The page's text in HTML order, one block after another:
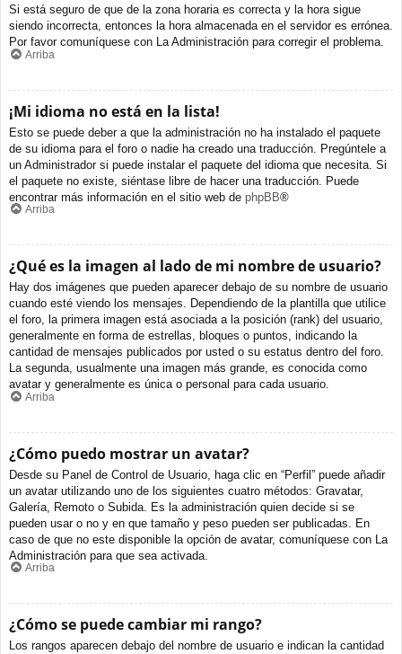
Si está seguro de que de la zona horaria es correcta y la hora sigue
siendo incorrecta, entonces la hora almacenada en el servidor es errónea.
Por favor comuníquese con La Administración para corregir el problema.
Arriba
¡Mi idioma no está en la lista!
Esto se puede deber a que la administración no ha instalado el paquete
de su idioma para el foro o nadie ha creado una traducción. Pregúntele a
un Administrador si puede instalar el paquete del idioma que necesita. Si
el paquete no existe, siéntase libre de hacer una traducción. Puede
encontrar más información en el sitio web de phpBB®
Arriba
¿Qué es la imagen al lado de mi nombre de usuario?
Hay dos imágenes que pueden aparecer debajo de su nombre de usuario
cuando esté viendo los mensajes. Dependiendo de la plantilla que utilice
el foro, la primera imagen está asociada a la posición (rank) del usuario,
generalmente en forma de estrellas, bloques o puntos, indicando la
cantidad de mensajes publicados por usted o su estatus dentro del foro.
La segunda, usualmente una imagen más grande, es conocida como
avatar y generalmente es única o personal para cada usuario.
Arriba
¿Cómo puedo mostrar un avatar?
Desde su Panel de Control de Usuario, haga clic en “Perfil” puede añadir
un avatar utilizando uno de los siguientes cuatro métodos: Gravatar,
Galería, Remoto o Subida. Es la administración quien decide si se
pueden usar o no y en que tamaño y peso pueden ser publicadas. En
caso de que no este disponible la opción de avatar, comuníquese con La
Administración para que sea activada.
Arriba
¿Cómo se puede cambiar mi rango?
Los rangos aparecen debajo del nombre de usuario e indican la cantidad